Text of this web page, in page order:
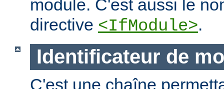
module. C'est aussi le
directive <IfModule>.
Identificateur de
C'est une chaîne